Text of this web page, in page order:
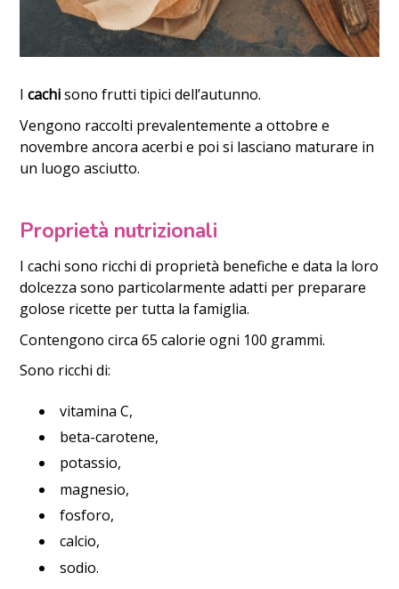
Icachisono frutti tipici dell’autunno.
Vengono raccolti prevalentemente a ottobre e
novembre ancora acerbi e poi si lasciano maturare in
un luogo asciutto.
Proprietà nutrizionali
I cachi sono ricchi di proprietà benefiche e data la loro
dolcezza sono particolarmente adatti per preparare
golose ricette per tutta la famiglia.
Contengono circa 65 calorie ogni 100 grammi.
Sono ricchi di:
vitamina C,
beta-carotene,
potassio,
magnesio,
fosforo,
calcio,
sodio.